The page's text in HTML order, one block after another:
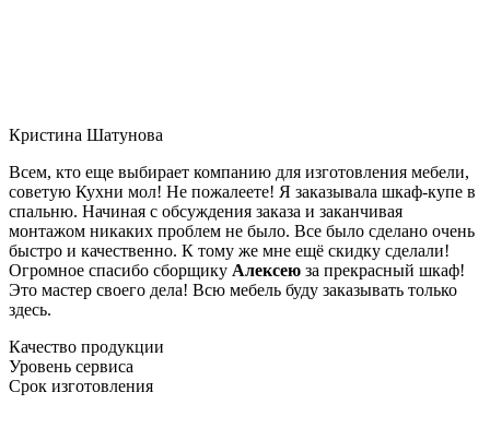
Кристина Шатунова
Всем, кто еще выбирает компанию для изготовления мебели,
советую Кухни мол! Не пожалеете! Я заказывала шкаф-купе в
спальню. Начиная с обсуждения заказа и заканчивая
монтажом никаких проблем не было. Все было сделано очень
быстро и качественно. К тому же мне ещё скидку сделали!
Огромное спасибо сборщику Алексею за прекрасный шкаф!
Это мастер своего дела! Всю мебель буду заказывать только
здесь.
Качество продукции
Уровень сервиса
Срок изготовления